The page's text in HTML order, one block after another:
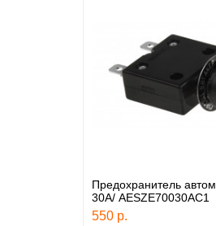
Предохранитель
30А/ AESZE70030AC1
550 р.